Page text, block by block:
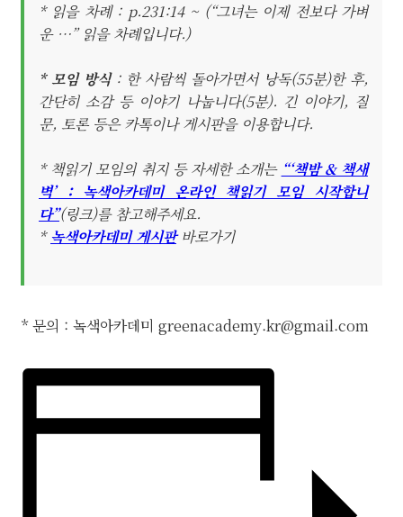
* 읽을 차례 : p.231:14 ~ (“그녀는 이제 전보다 가벼
운 …” 읽을 차례입니다.)
* 모임 방식: 한 사람씩 돌아가면서 낭독(55분)한 후,
간단히 소감 등 이야기 나눕니다(5분). 긴 이야기, 질
문, 토론 등은 카톡이나 게시판을 이용합니다.
* 책읽기 모임의 취지 등 자세한 소개는 “‘책밤 & 책새
벽’ : 녹색아카데미 온라인 책읽기 모임 시작합니
다”(링크)를 참고해주세요.
* 녹색아카데미 게시판바로가기
* 문의 : 녹색아카데미 greenacademy.kr@gmail.com